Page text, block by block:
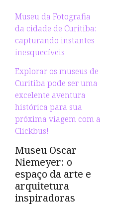
Museu da Fotografia
da cidade de Curitiba:
capturando instantes
inesquecíveis
Explorar os museus de
Curitiba pode ser uma
excelente aventura
histórica para sua
próxima viagem com a
Clickbus!
Museu Oscar
Niemeyer: o
espaço da arte e
arquitetura
inspiradoras